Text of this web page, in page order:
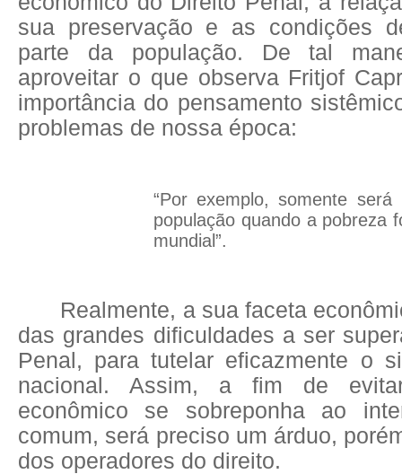
sua preservação e as condições
parte da população. De tal
aproveitar o que observa Fritjof
importância do pensamento
problemas de nossa época:
“Por exemplo, somente
população quando a pobreza
mundial”.
Realmente, a sua faceta
das grandes dificuldades a ser
Penal, para tutelar eficazmente o
nacional. Assim, a fim de
econômico se sobreponha ao
comum, será preciso um árduo,
dos operadores do direito.